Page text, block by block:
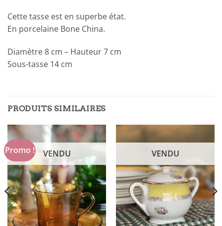
Cette tasse est en superbe état.
En porcelaine Bone China.
Diamètre 8 cm – Hauteur 7 cm
Sous-tasse 14 cm
PRODUITS SIMILAIRES
Promo ! VENDU VENDU